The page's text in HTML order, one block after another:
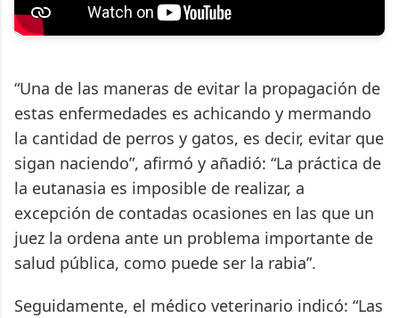
“Una de las maneras de evitar la propagación de
estas enfermedades es achicando y mermando
la cantidad de perros y gatos, es decir, evitar que
sigan naciendo”, afirmó y añadió: “La práctica de
la eutanasia es imposible de realizar, a
excepción de contadas ocasiones en las que un
juez la ordena ante un problema importante de
salud pública, como puede ser la rabia”.
Seguidamente, el médico veterinario indicó: “Las